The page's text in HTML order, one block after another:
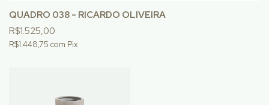
QUADRO 038 - RICARDO OLIVEIRA
R$1.525,00
R$1.448,75 com Pix